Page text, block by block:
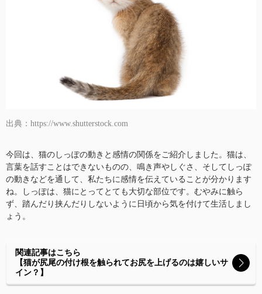
出典：https://www.shutterstock.com
今回は、猫のしっぽの動きと感情の関係をご紹介しました。猫は、
言葉を話すことはできないものの、鳴き声やしぐさ、そしてしっぽ
の動きなどを通して、私たちに感情を伝えていることが分かります
ね。しっぽは、猫にとってとても大切な部位です。むやみに触ら
ず、踏んだり挟んだりしないように日頃から気を付けて生活しまし
ょう。
関連記事はこちら
【猫が尻尾の付け根を触られてお尻を上げるのは嬉しいサ
イン？】